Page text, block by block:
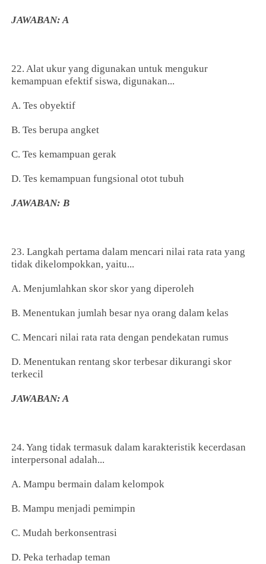
JAWABAN: A
22. Alat ukur yang digunakan untuk mengukur
kemampuan efektif siswa, digunakan...
A. Tes obyektif
B. Tes berupa angket
C. Tes kemampuan gerak
D. Tes kemampuan fungsional otot tubuh
JAWABAN: B
23. Langkah pertama dalam mencari nilai rata rata yang
tidak dikelompokkan, yaitu...
A. Menjumlahkan skor skor yang diperoleh
B. Menentukan jumlah besar nya orang dalam kelas
C. Mencari nilai rata rata dengan pendekatan rumus
D. Menentukan rentang skor terbesar dikurangi skor
terkecil
JAWABAN: A
24. Yang tidak termasuk dalam karakteristik kecerdasan
interpersonal adalah...
A. Mampu bermain dalam kelompok
B. Mampu menjadi pemimpin
C. Mudah berkonsentrasi
D. Peka terhadap teman